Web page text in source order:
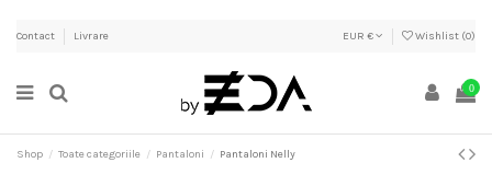
Contact Livrare EUR € Wishlist (0)
0
Shop Toate categoriile Pantaloni Pantaloni Nelly